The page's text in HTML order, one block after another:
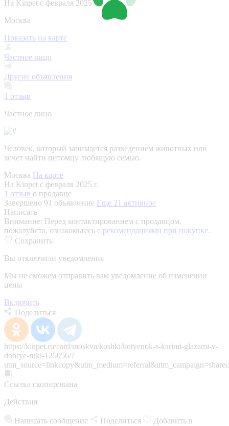
На Kinpet c февраля 2025 г.
Москва
Показать на карте
Частное лицо
Другие объявления
1 отзыв
Частное лицо
Человек, который занимается разведением животных или
хочет найти питомцу любящую семью.
Москва На карте
На Kinpet c февраля 2025 г.
1 отзыв о продавце
Завершено 91 объявление Еще 21 активное
Написать
Внимание: Перед контактированием с продавцом,
пожалуйста, ознакомьтесь с рекомендациями при покупке.
Сохранить
Вы отключили уведомления
Мы не сможем отправить вам уведомление об изменении
цены
Включить
Поделиться
https://kinpet.ru/card/moskva/koshki/kotyenok-s-karimi-glazami-v-
dobrye-ruki-125056/?
Ссылка скопирована
Действия
Написать сообщение Поделиться
Добавить в